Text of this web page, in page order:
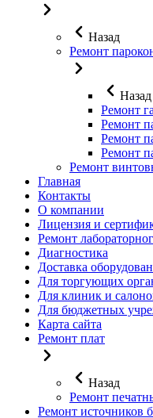
Назад
Ремонт
Назад
Ремонт
Ремонт
Ремонт
Ремонт
Ремонт
Главная
Контакты
О компании
Лицензия и
Ремонт
Диагностика
Доставка
Для торгующих
Для клиник и
Для бюджетных
Карта сайта
Ремонт плат
Назад
Ремонт
Ремонт источников